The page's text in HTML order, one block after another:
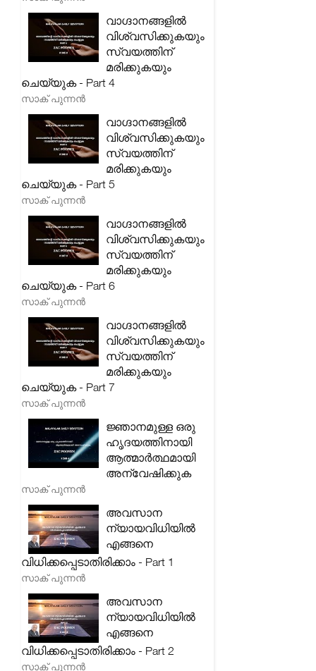
വാഗ്ദാനങ്ങളിൽ
വിശ്വസിക്കുകയും
സ്വയത്തിന്
മരിക്കുകയും
ചെയ്യുക - Part 4
സാക് പുന്നൻ
വാഗ്ദാനങ്ങളിൽ
വിശ്വസിക്കുകയും
സ്വയത്തിന്
മരിക്കുകയും
ചെയ്യുക - Part 5
സാക് പുന്നൻ
വാഗ്ദാനങ്ങളിൽ
വിശ്വസിക്കുകയും
സ്വയത്തിന്
മരിക്കുകയും
ചെയ്യുക - Part 6
സാക് പുന്നൻ
വാഗ്ദാനങ്ങളിൽ
വിശ്വസിക്കുകയും
സ്വയത്തിന്
മരിക്കുകയും
ചെയ്യുക - Part 7
സാക് പുന്നൻ
ജ്ഞാനമുള്ള ഒരു
ഹൃദയത്തിനായി
ആത്മാർത്ഥമായി
അന്വേഷിക്കുക
സാക് പുന്നൻ
അവസാന
ന്യായവിധിയിൽ
എങ്ങനെ
വിധിക്കപ്പെടാതിരിക്കാം - Part 1
സാക് പുന്നൻ
അവസാന
ന്യായവിധിയിൽ
എങ്ങനെ
വിധിക്കപ്പെടാതിരിക്കാം - Part 2
സാക് പുന്നൻ